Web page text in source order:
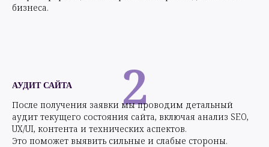
бизнеса.
АУДИТ САЙТА
После получения заявки мы проводим детальный
аудит текущего состояния сайта, включая анализ SEO,
UX/UI, контента и технических аспектов.
Это поможет выявить сильные и слабые стороны.
2